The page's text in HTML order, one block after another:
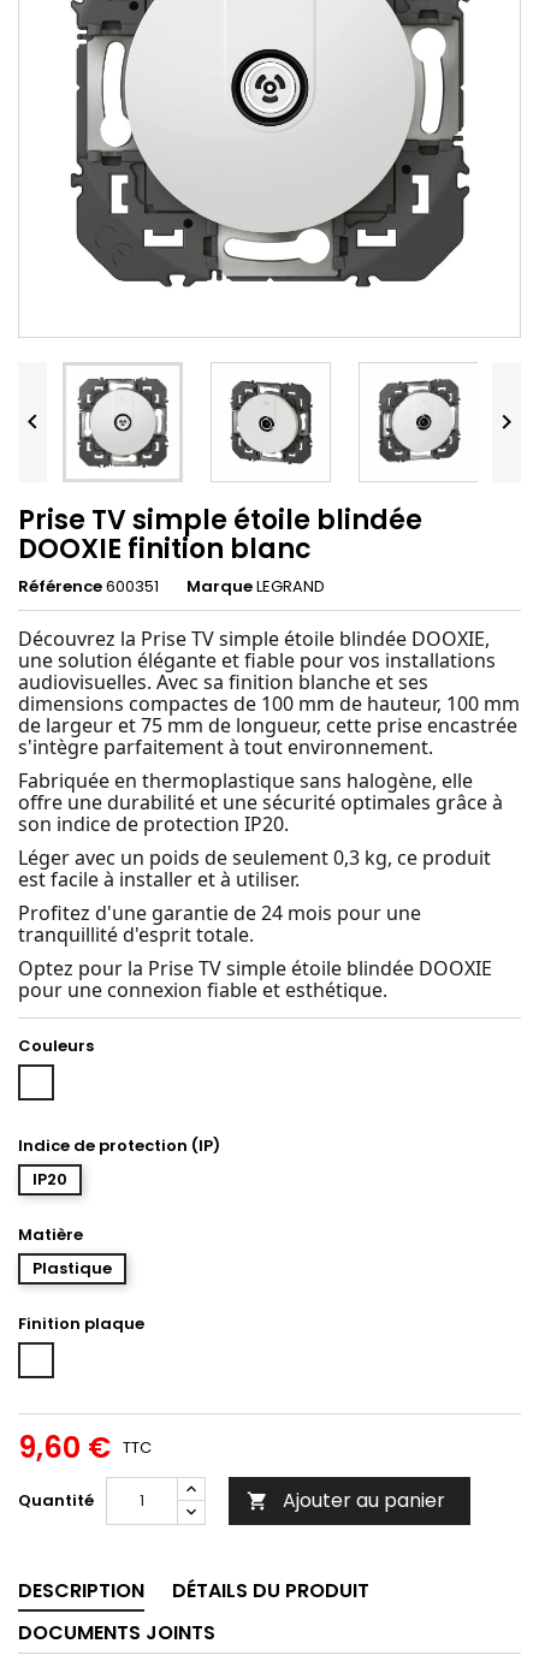
 
Prise TV simple étoile blindée
DOOXIE finition blanc
Référence600351 MarqueLEGRAND
Découvrez la Prise TV simple étoile blindée DOOXIE,
une solution élégante et fiable pour vos installations
audiovisuelles. Avec sa finition blanche et ses
dimensions compactes de 100 mm de hauteur, 100 mm
de largeur et 75 mm de longueur, cette prise encastrée
s'intègre parfaitement à tout environnement.
Fabriquée en thermoplastique sans halogène, elle
offre une durabilité et une sécurité optimales grâce à
son indice de protection IP20.
Léger avec un poids de seulement 0,3 kg, ce produit
est facile à installer et à utiliser.
Profitez d'une garantie de 24 mois pour une
tranquillité d'esprit totale.
Optez pour la Prise TV simple étoile blindée DOOXIE
pour une connexion fiable et esthétique.
Couleurs
Indice de protection (IP)
IP20
Matière
Plastique
Finition plaque
emaillé
9,60 € TTC
Quantité  Ajouter au panier
DESCRIPTION
DÉTAILS DU PRODUIT
DOCUMENTS JOINTS